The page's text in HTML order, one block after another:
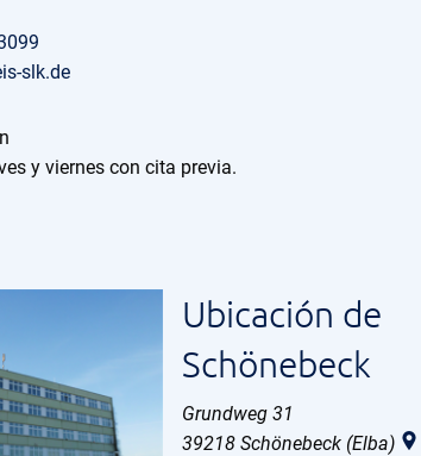
slk.de
y viernes con cita previa.
Ubicación de
Schönebeck
Grundweg 31
39218 Schönebeck (Elba)